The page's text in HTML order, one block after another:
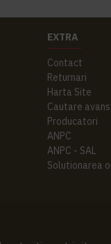
EXTRA
Contact
Returnari
Harta Site
Cautare
Producatori
ANPC
ANPC - SAL
Solutionarea